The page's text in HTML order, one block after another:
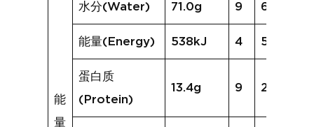
能
量
水分(Water) 71.0g 9 65.2g
能量(Energy) 538kJ 4 540kJ
蛋白质
(Protein)
13.4g 9 23.2g